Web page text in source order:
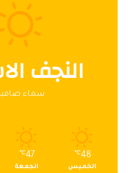
النجف
سماء
48
℃
الخميس
47
℃
الجمعة